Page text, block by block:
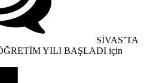
SİVAS’TA
YILI BAŞLADI için